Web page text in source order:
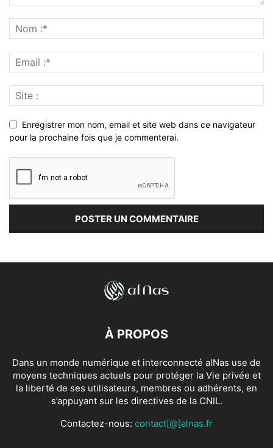
Enregistrer mon nom, email et site web dans ce navigateur
pour la prochaine fois que je commenterai.
À PROPOS
Dans un monde numérique et interconnecté alNas use de
moyens techniques actuels pour protéger la Vie privée et
la liberté de ses utilisateurs, membres ou adhérents, en
s’appuyant sur les directives de la CNIL.
Contactez-nous: contact[@]alnas.fr